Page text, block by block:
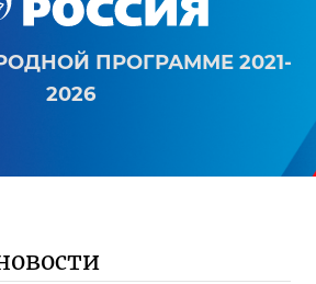
ПРОГРАММЕ 2021-
2026